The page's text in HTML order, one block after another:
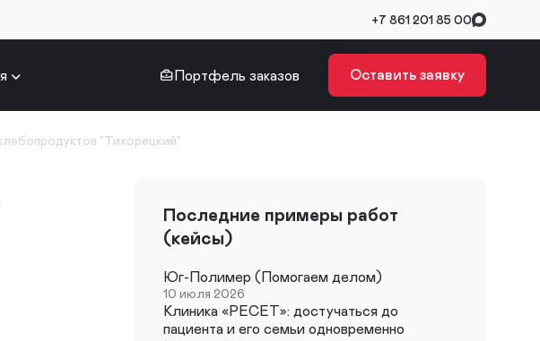
+7 861 201 85 00
Портфель заказов Оставить заявку
"Тихорецкий"
Последние примеры работ
(кейсы)
Юг-Полимер (Помогаем делом)
10 июля 2026
Клиника «РЕСЕТ»: достучаться до
пациента и его семьи одновременно